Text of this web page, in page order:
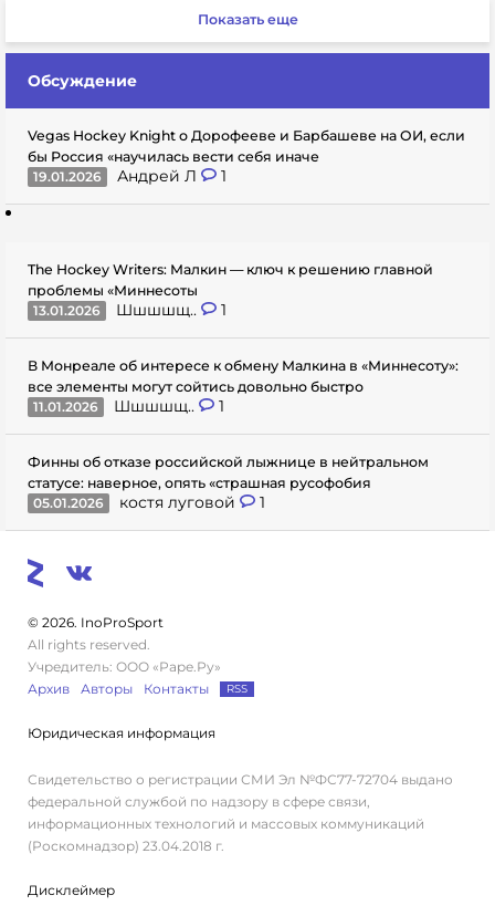
Показать еще
Обсуждение
Vegas Hockey Knight о Дорофееве и Барбашеве на ОИ, если
бы Россия «научилась вести себя иначе
19.01.2026
Андрей Л 1
The Hockey Writers: Малкин — ключ к решению главной
проблемы «Миннесоты
13.01.2026
Шшшшщ.. 1
В Монреале об интересе к обмену Малкина в «Миннесоту»:
все элементы могут сойтись довольно быстро
11.01.2026
Шшшшщ.. 1
Финны об отказе российской лыжнице в нейтральном
статусе: наверное, опять «страшная русофобия
05.01.2026
костя луговой 1
© 2026. InoProSport
All rights reserved.
Учредитель: ООО «Раре.Ру»
Архив
Авторы Контакты RSS
Юридическая информация
Свидетельство о регистрации СМИ Эл №ФС77-72704 выдано
федеральной службой по надзору в сфере связи,
информационных технологий и массовых коммуникаций
(Роскомнадзор) 23.04.2018 г.
Дисклеймер